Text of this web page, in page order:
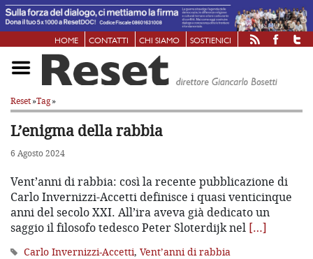
HOME CONTATTI CHI SIAMO SOSTIENICI
Reset»Tag»
L’enigma della rabbia
6 Agosto 2024
Vent’anni di rabbia: così la recente pubblicazione di
Carlo Invernizzi-Accetti definisce i quasi venticinque
anni del secolo XXI. All’ira aveva già dedicato un
saggio il filosofo tedesco Peter Sloterdijk nel […]
Carlo Invernizzi-Accetti, Vent’anni di rabbia